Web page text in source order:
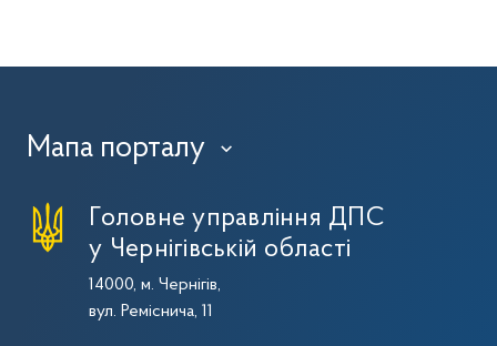
Мапа порталу ›
Головне управління ДПС
у Чернігівській області
14000, м. Чернігів,
вул. Реміснича, 11